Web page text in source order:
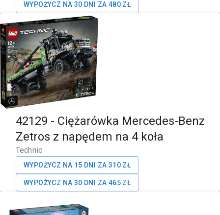
WYPOŻYCZ NA 30 DNI ZA 480 ZŁ
42129 - Ciężarówka Mercedes-Benz
Zetros z napędem na 4 koła
Technic
WYPOŻYCZ NA 15 DNI ZA 310 ZŁ
WYPOŻYCZ NA 30 DNI ZA 465 ZŁ